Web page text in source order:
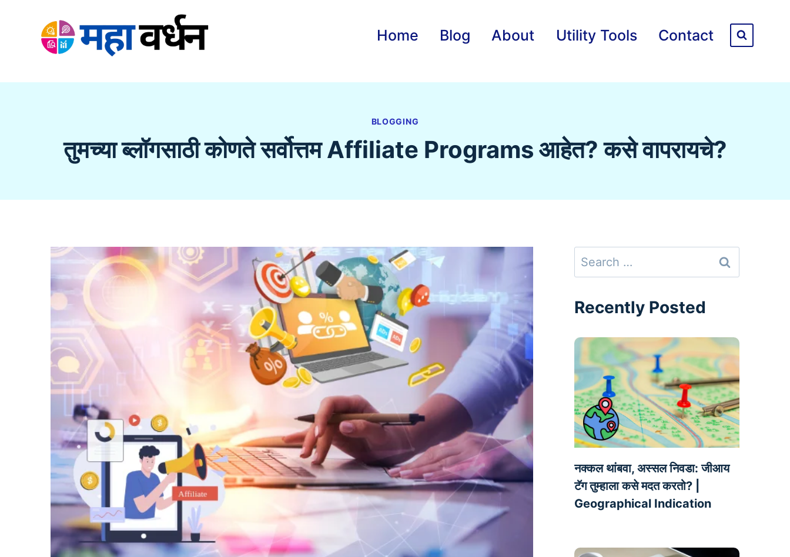
Home Blog About Utility Tools Contact
BLOGGING
तुमच्या ब्लॉगसाठी कोणते सर्वोत्तम Affiliate Programs आहेत? कसे वापरायचे?
Search
for:
Recently Posted
नक्कल थांबवा, अस्सल निवडा: जीआय
टॅग तुम्हाला कसे मदत करतो? |
Geographical Indication